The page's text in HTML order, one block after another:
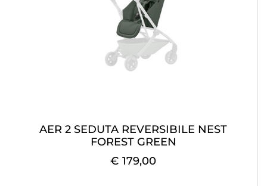
AER 2 SEDUTA REVERSIBILE NEST
FOREST GREEN
€ 179,00